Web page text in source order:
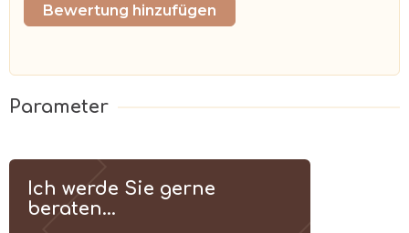
Bewertung hinzufügen
Ich werde Sie gerne
beraten...